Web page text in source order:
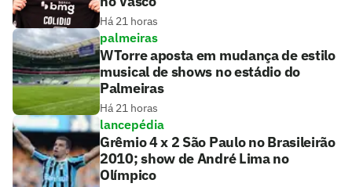
Há 21 horas
palmeiras
WTorre aposta em mudança de estilo
musical de shows no estádio do
Palmeiras
Há 21 horas
lancepédia
Grêmio 4 x 2 São Paulo no Brasileirão
2010; show de André Lima no
Olímpico